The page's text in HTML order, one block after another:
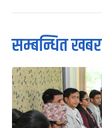
सम्बन्धित खबर